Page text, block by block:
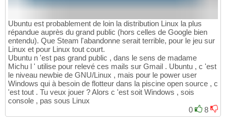
Ubuntu est probablement de loin la distribution Linux la plus
répandue auprès du grand public (hors celles de Google bien
entendu). Que Steam l'abandonne serait terrible, pour le jeu sur
Linux et pour Linux tout court.
Ubuntu n 'est pas grand public , dans le sens de madame
Michu l ' utilise pour relevé ces mails sur Gmail . Ubuntu , c 'est
le niveau newbie de GNU/Linux , mais pour le power user
Windows qui à besoin de flotteur dans la piscine open source , c
'est tout . Tu veux jouer ? Alors c 'est soit Windows , sois
console , pas sous Linux
0
8